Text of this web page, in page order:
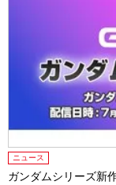
ニュース
ガンダムシリーズ新